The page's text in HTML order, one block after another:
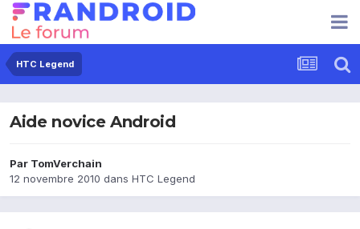
HTC Legend
Aide novice Android
Par TomVerchain
12 novembre 2010 dans HTC Legend